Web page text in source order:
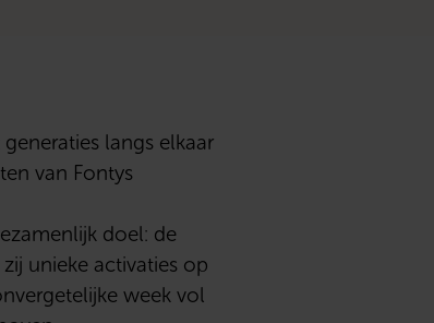
langs elkaar
van Fontys
doel: de
unieke activaties op
week vol